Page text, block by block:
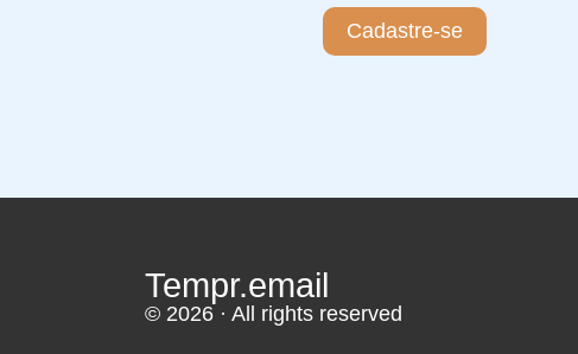
Cadastre-se
Tempr.email
© 2026 · All rights reserved